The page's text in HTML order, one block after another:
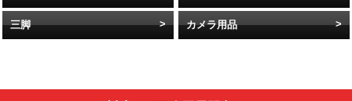
三脚 カメラ用品